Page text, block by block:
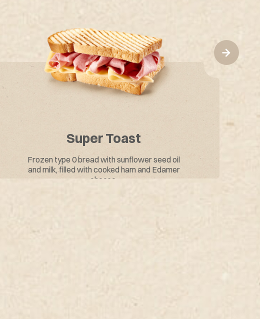
Super Toast
Frozen type 0 bread with sunflower seed oil
and milk, filled with cooked ham and Edamer
cheese.